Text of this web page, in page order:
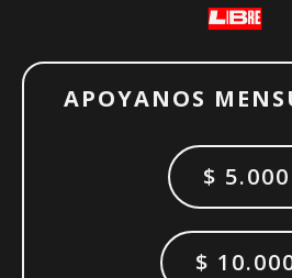
APOYANOS
$ 5.000
$